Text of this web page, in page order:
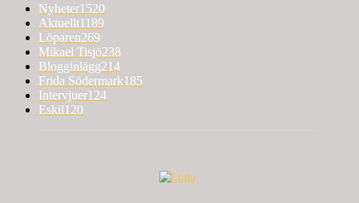
Nyheter1520
Aktuellt1189
Löparen269
Mikael Tisjö238
Blogginlägg214
Frida Södermark185
Intervjuer124
Eskil120